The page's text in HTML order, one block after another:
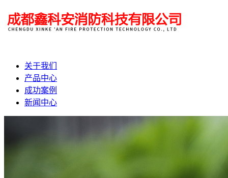
关于我们
产品中心
成功案例
新闻中心